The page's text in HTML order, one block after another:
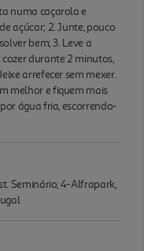
numa caçarola e
açúcar; 2. Junte, pouco
bem; 3. Leve a
durante 2 minutos,
arrefecer sem mexer.
melhor e fiquem mais
água fria, escorrendo-
Seminário, 4-Alfrapark,